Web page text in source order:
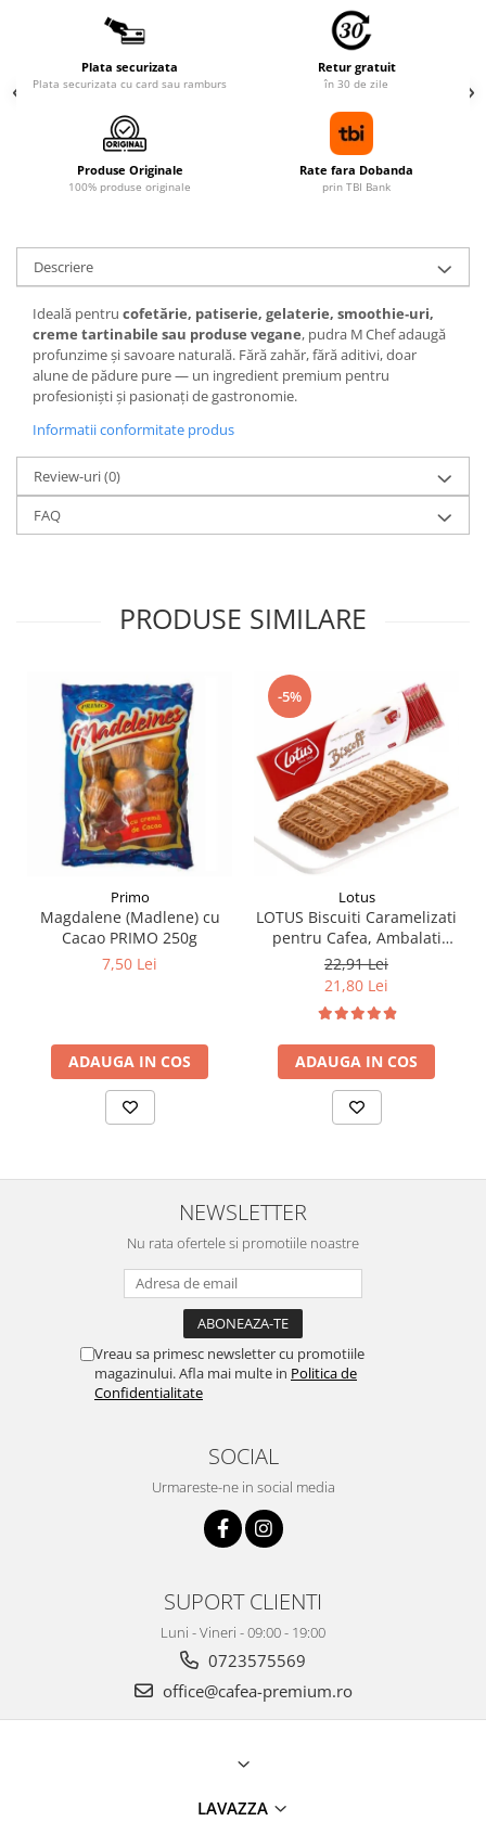
Plata securizata
Plata securizata cu card sau ramburs
Retur gratuit
în 30 de zile
Produse Originale
100% produse originale
Rate fara Dobanda
prin TBI Bank
Descriere
Ideală pentru cofetărie, patiserie, gelaterie, smoothie‑uri,
creme tartinabile sau produse vegane, pudra M Chef adaugă
profunzime și savoare naturală. Fără zahăr, fără aditivi, doar
alune de pădure pure — un ingredient premium pentru
profesioniști și pasionați de gastronomie.
Informatii conformitate produs
Review-uri(0)
FAQ
PRODUSE SIMILARE
Primo
Magdalene (Madlene) cu
Cacao PRIMO 250g
7,50 Lei
ADAUGA IN COS
-5%
Lotus
LOTUS Biscuiti Caramelizati
pentru Cafea, Ambalati
Individual 50buc 312.5g
22,91 Lei
21,80 Lei
ADAUGA IN COS
NEWSLETTER
Nu rata ofertele si promotiile noastre
Vreau sa primesc newsletter cu promotiile
magazinului. Afla mai multe in Politica de
Confidentialitate
SOCIAL
Urmareste-ne in social media
SUPORT CLIENTI
Luni - Vineri - 09:00 - 19:00
0723575569
office@cafea-premium.ro
LAVAZZA